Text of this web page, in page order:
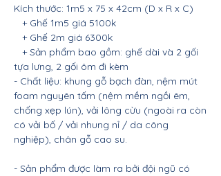
Kích thước: 1m5 x 75 x 42cm (D x R x C)
+ Ghế 1m5 giá 5100k
+ Ghế 2m giá 6300k
+ Sản phẩm bao gồm: ghế dài và 2 gối
tựa lưng, 2 gối ôm đi kèm
- Chất liệu: khung gỗ bạch đàn, nệm mút
foam nguyên tấm (nệm mềm ngồi êm,
chống xẹp lún), vải lông cừu (ngoài ra còn
có vải bố / vải nhung nỉ / da công
nghiệp), chân gỗ cao su.
- Sản phẩm được làm ra bởi đội ngũ có